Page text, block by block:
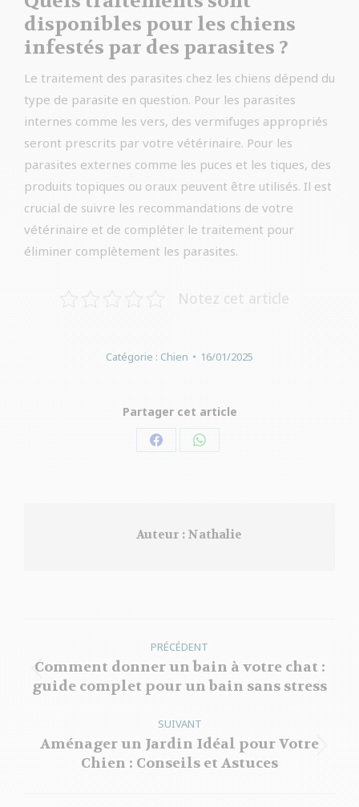
disponibles pour les chiens
infestés par des parasites ?
Le traitement des parasites chez les chiens dépend du
type de parasite en question. Pour les parasites
internes comme les vers, des vermifuges appropriés
seront prescrits par votre vétérinaire. Pour les
parasites externes comme les puces et les tiques, des
produits topiques ou oraux peuvent être utilisés. Il est
crucial de suivre les recommandations de votre
vétérinaire et de compléter le traitement pour
éliminer complètement les parasites.
Notez cet article
Catégorie : Chien 16/01/2025
Partager cet article
PartagerPartager
Auteur : Nathalie
article
PRÉCÉDENT
Article
:
Comment donner un bain à votre chat :
guide complet pour un bain sans stress
SUIVANT
Article
Aménager un Jardin Idéal pour Votre
Chien : Conseils et Astuces